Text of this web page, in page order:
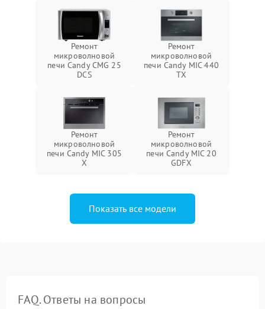
Ремонт
микроволновой
печи Candy CMG 25
DCS
Ремонт
микроволновой
печи Candy MIC 440
TX
Ремонт
микроволновой
печи Candy MIC 305
X
Ремонт
микроволновой
печи Candy MIC 20
GDFX
Показать все модели
FAQ. Ответы на вопросы